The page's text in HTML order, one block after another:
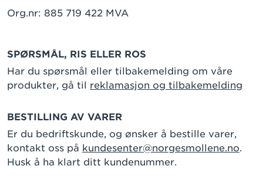
Org.nr: 885 719 422 MVA
SPØRSMÅL, RIS ELLER ROS
Har du spørsmål eller tilbakemelding om våre
produkter, gå til reklamasjon og tilbakemelding
BESTILLING AV VARER
Er du bedriftskunde, og ønsker å bestille varer,
kontakt oss på kundesenter@norgesmollene.no.
Husk å ha klart ditt kundenummer.